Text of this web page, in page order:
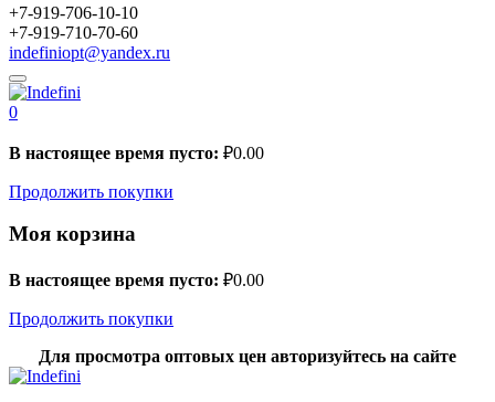
+7-919-706-10-10
+7-919-710-70-60
indefiniopt@yandex.ru
0
В настоящее время пусто: ₽0.00
Продолжить покупки
Моя корзина
В настоящее время пусто: ₽0.00
Продолжить покупки
Для просмотра оптовых цен авторизуйтесь на сайте